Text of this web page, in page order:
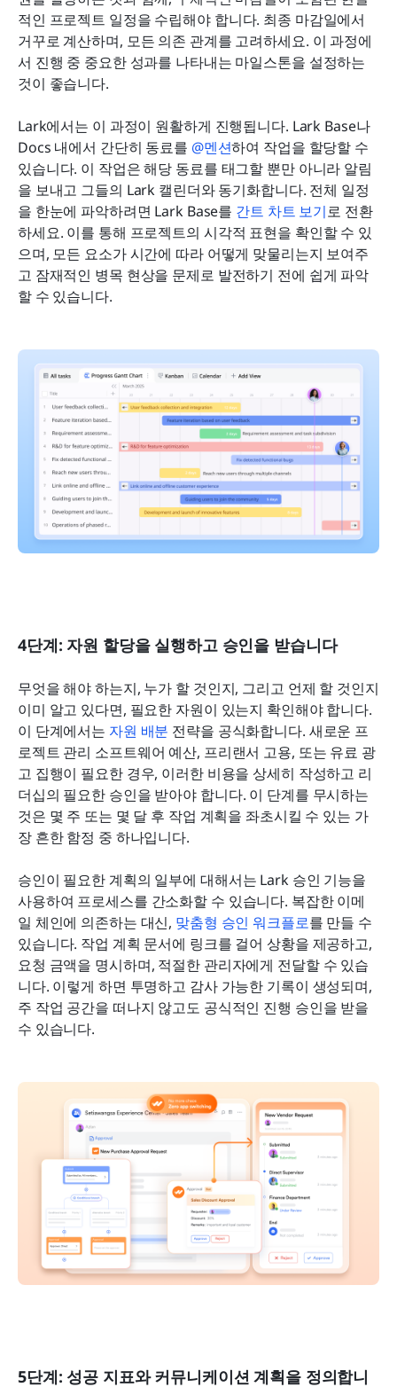
적인 프로젝트 일정을 수립해야 합니다. 최종 마감일에서
거꾸로 계산하며, 모든 의존 관계를 고려하세요. 이 과정에
서 진행 중 중요한 성과를 나타내는 마일스톤을 설정하는
것이 좋습니다.
Lark에서는 이 과정이 원활하게 진행됩니다. Lark Base나
Docs 내에서 간단히 동료를 @멘션하여 작업을 할당할 수
있습니다. 이 작업은 해당 동료를 태그할 뿐만 아니라 알림
을 보내고 그들의 Lark 캘린더와 동기화합니다. 전체 일정
을 한눈에 파악하려면 Lark Base를 간트 차트 보기로 전환
하세요. 이를 통해 프로젝트의 시각적 표현을 확인할 수 있
으며, 모든 요소가 시간에 따라 어떻게 맞물리는지 보여주
고 잠재적인 병목 현상을 문제로 발전하기 전에 쉽게 파악
할 수 있습니다.
4단계: 자원 할당을 실행하고 승인을 받습니다
무엇을 해야 하는지, 누가 할 것인지, 그리고 언제 할 것인지
이미 알고 있다면, 필요한 자원이 있는지 확인해야 합니다.
이 단계에서는 자원 배분 전략을 공식화합니다. 새로운 프
로젝트 관리 소프트웨어 예산, 프리랜서 고용, 또는 유료 광
고 집행이 필요한 경우, 이러한 비용을 상세히 작성하고 리
더십의 필요한 승인을 받아야 합니다. 이 단계를 무시하는
것은 몇 주 또는 몇 달 후 작업 계획을 좌초시킬 수 있는 가
장 흔한 함정 중 하나입니다.
승인이 필요한 계획의 일부에 대해서는 Lark 승인 기능을
사용하여 프로세스를 간소화할 수 있습니다. 복잡한 이메
일 체인에 의존하는 대신, 맞춤형 승인 워크플로를 만들 수
있습니다. 작업 계획 문서에 링크를 걸어 상황을 제공하고,
요청 금액을 명시하며, 적절한 관리자에게 전달할 수 있습
니다. 이렇게 하면 투명하고 감사 가능한 기록이 생성되며,
주 작업 공간을 떠나지 않고도 공식적인 진행 승인을 받을
수 있습니다.
5단계: 성공 지표와 커뮤니케이션 계획을 정의합니